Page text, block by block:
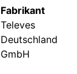
Fabrikant
Televes
Deutschland
GmbH